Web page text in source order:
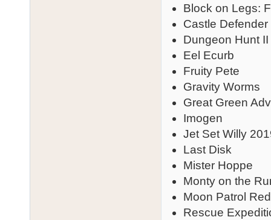
Block on Legs:
Castle Defender
Dungeon Hunt II
Eel Ecurb
Fruity Pete
Gravity Worms
Great Green
Imogen
Jet Set Willy
Last Disk
Mister Hoppe
Monty on the
Moon Patrol
Rescue